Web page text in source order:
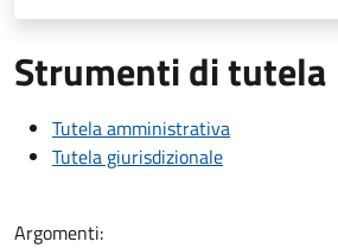
Strumenti di tutela
Tutela amministrativa
Tutela giurisdizionale
Argomenti: